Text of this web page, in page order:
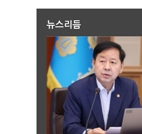
뉴스리듬